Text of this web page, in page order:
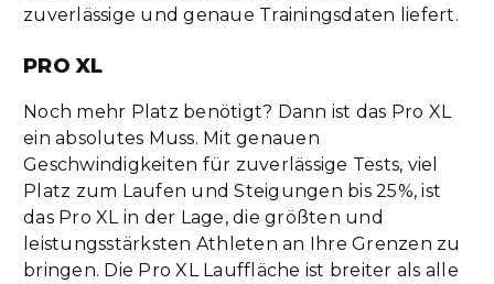
zuverlässige und genaue Trainingsdaten liefert.
PRO XL
Noch mehr Platz benötigt? Dann ist das Pro XL
ein absolutes Muss. Mit genauen
Geschwindigkeiten für zuverlässige Tests, viel
Platz zum Laufen und Steigungen bis 25%, ist
das Pro XL in der Lage, die größten und
leistungsstärksten Athleten an Ihre Grenzen zu
bringen. Die Pro XL Lauffläche ist breiter als alle